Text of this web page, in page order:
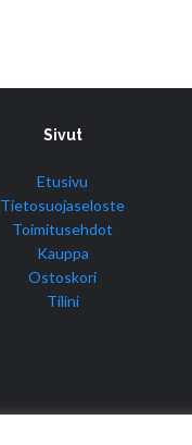
Sivut
Etusivu
Tietosuojaseloste
Toimitusehdot
Kauppa
Ostoskori
Tilini